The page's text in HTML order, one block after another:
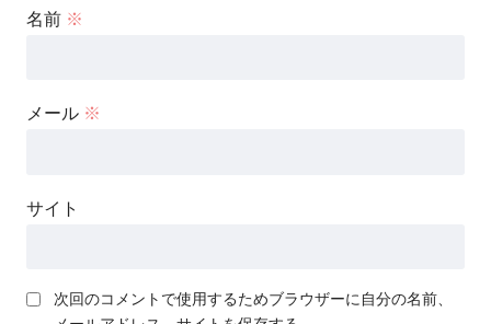
名前 ※
メール ※
サイト
次回のコメントで使用するためブラウザーに自分の名前、